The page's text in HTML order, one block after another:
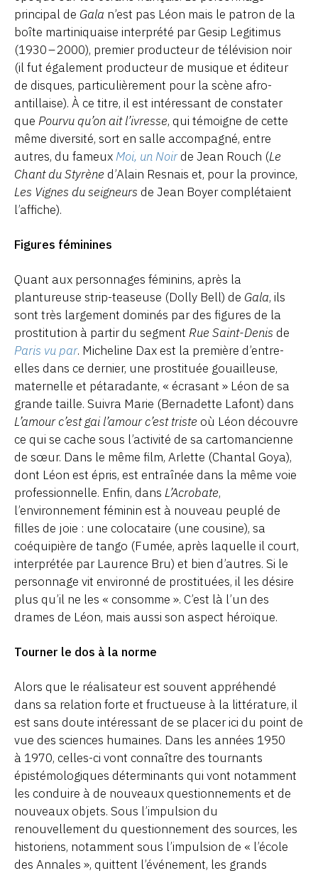
principal de Gala n’est pas Léon mais le patron de la
boîte martiniquaise interprété par Gesip Legitimus
(1930 – 2000), premier producteur de télévision noir
(il fut également producteur de musique et éditeur
de disques, particulièrement pour la scène afro-
antillaise). À ce titre, il est intéressant de constater
que Pourvu qu’on ait l’ivresse, qui témoigne de cette
même diversité, sort en salle accompagné, entre
autres, du fameuxMoi, un Noirde Jean Rouch (Le
Chant du Styrène d’Alain Resnais et, pour la province,
Les Vignes du seigneurs de Jean Boyer complétaient
l’affiche).
Figures féminines
Quant aux personnages féminins, après la
plantureuse strip-teaseuse (Dolly Bell) de Gala, ils
sont très largement dominés par des figures de la
prostitution à partir du segment Rue Saint-Denis de
Paris vu par. Micheline Dax est la première d’entre-
elles dans ce dernier, une prostituée gouailleuse,
maternelle et pétaradante, « écrasant » Léon de sa
grande taille. Suivra Marie (Bernadette Lafont) dans
L’amour c’est gai l’amour c’est triste où Léon découvre
ce qui se cache sous l’activité de sa cartomancienne
de sœur. Dans le même film, Arlette (Chantal Goya),
dont Léon est épris, est entraînée dans la même voie
professionnelle. Enfin, dans L’Acrobate,
l’environnement féminin est à nouveau peuplé de
filles de joie : une colocataire (une cousine), sa
coéquipière de tango (Fumée, après laquelle il court,
interprétée par Laurence Bru) et bien d’autres. Si le
personnage vit environné de prostituées, il les désire
plus qu’il ne les « consomme ». C’est là l’un des
drames de Léon, mais aussi son aspect héroïque.
Tourner le dos à la norme
Alors que le réalisateur est souvent appréhendé
dans sa relation forte et fructueuse à la littérature, il
est sans doute intéressant de se placer ici du point de
vue des sciences humaines. Dans les années 1950
à 1970, celles-ci vont connaître des tournants
épistémologiques déterminants qui vont notamment
les conduire à de nouveaux questionnements et de
nouveaux objets. Sous l’impulsion du
renouvellement du questionnement des sources, les
historiens, notamment sous l’impulsion de « l’école
des Annales », quittent l’événement, les grands